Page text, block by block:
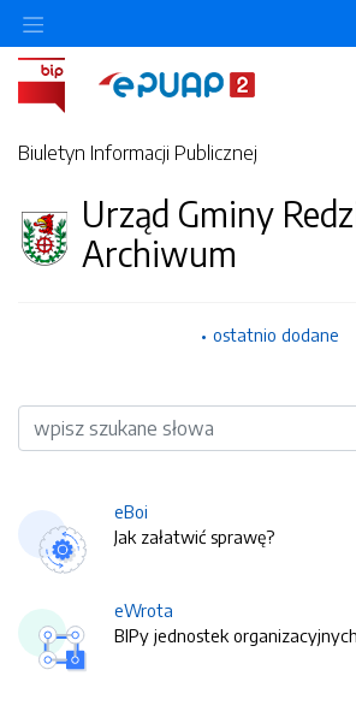
Biuletyn Informacji Publicznej
Urząd Gminy
Archiwum
ostatnio dodane
Wyszukiwarka
eBoi
Jak załatwić sprawę?
eWrota
BIPy jednostek